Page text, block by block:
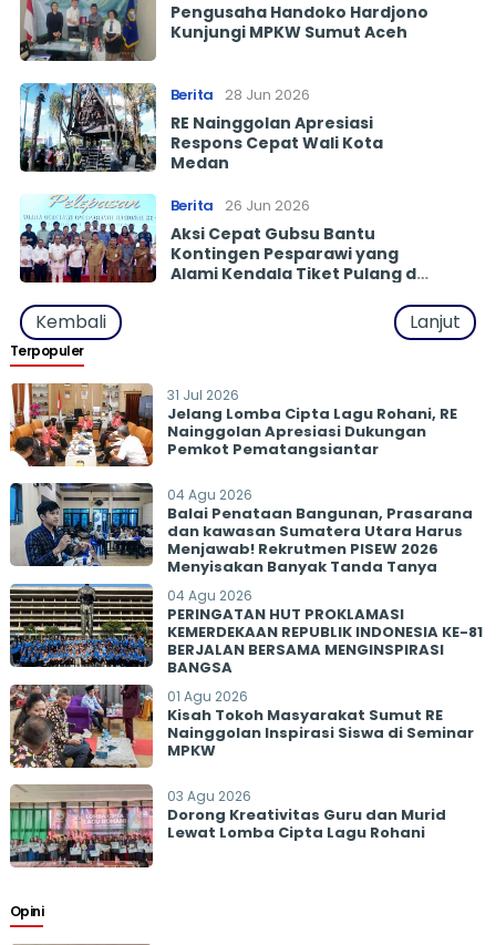
Pengusaha Handoko Hardjono
Kunjungi MPKW Sumut Aceh
Berita 28 Jun 2026
RE Nainggolan Apresiasi
Respons Cepat Wali Kota
Medan
Berita 26 Jun 2026
Aksi Cepat Gubsu Bantu
Kontingen Pesparawi yang
Alami Kendala Tiket Pulang di
Kembali Lanjut
Terpopuler
31 Jul 2026
Jelang Lomba Cipta Lagu Rohani, RE
Nainggolan Apresiasi Dukungan
Pemkot Pematangsiantar
04 Agu 2026
Balai Penataan Bangunan, Prasarana
dan kawasan Sumatera Utara Harus
Menjawab! Rekrutmen PISEW 2026
Menyisakan Banyak Tanda Tanya
04 Agu 2026
PERINGATAN HUT PROKLAMASI
KEMERDEKAAN REPUBLIK INDONESIA KE-81
BERJALAN BERSAMA MENGINSPIRASI
BANGSA
01 Agu 2026
Kisah Tokoh Masyarakat Sumut RE
Nainggolan Inspirasi Siswa di Seminar
MPKW
03 Agu 2026
Dorong Kreativitas Guru dan Murid
Lewat Lomba Cipta Lagu Rohani
Opini